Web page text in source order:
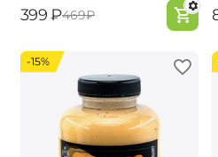
‍399‍ ₽‍469‍₽
-15%